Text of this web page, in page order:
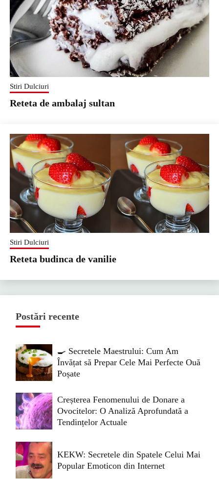
Stiri Dulciuri
Reteta de ambalaj sultan
Stiri Dulciuri
Reteta budinca de vanilie
Postări recente
🍳 Secretele Maestrului: Cum Am
Învățat să Prepar Cele Mai Perfecte Ouă
Poșate
Creșterea Fenomenului de Donare a
Ovocitelor: O Analiză Aprofundată a
Tendințelor Actuale
KEKW: Secretele din Spatele Celui Mai
Popular Emoticon din Internet